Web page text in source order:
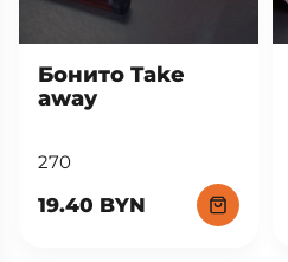
Бонито Take
away
270
19.40 BYN